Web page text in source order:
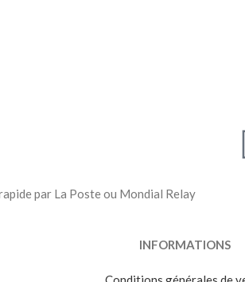
par La Poste ou Mondial Relay
INFORMATIONS